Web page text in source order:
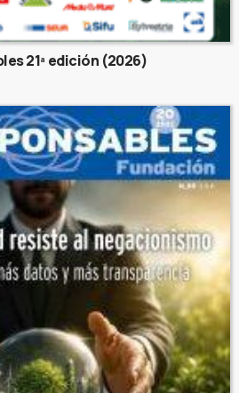
21ª edición (2026)